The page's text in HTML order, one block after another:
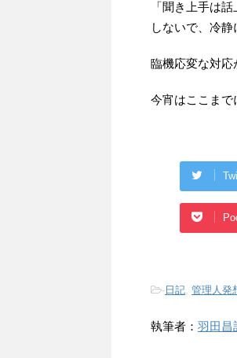
「聞き上手は
しないで、冷
臨機応変な対応
今宵はここまで
-日記 管理人発
執筆者： 羽田昌